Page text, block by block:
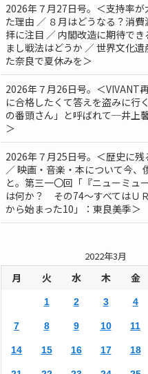
2026年７月27日号。＜支持率が
た理由 ／ ８月はどうなる？消
拝に注目 ／ 内閣改造に期待でき
まし戦法はどうか ／ 世界文化
た奈良で夏休みを＞
2026年７月26日号。＜VIVANT
に合格したくて答えを盗みに行
の番頭さん」と呼ばれて─井上
＞
2026年７月25日号。＜歴史に
／ 映画・音楽・本について今、
と。第三一〇回「『ニューミュ
は何か？ その74～すべてはＵ
から始まった10」：東良美季＞
2022年3月
月 火 水 木 金
1 2 3 4
7 8 9 10 11
14 15 16 17 18